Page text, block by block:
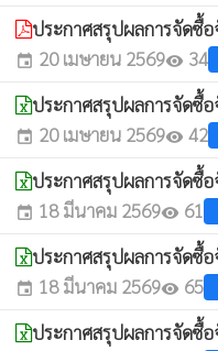
ประกาศสรุปผลการจัดซื้
event 20 เมษายน 2569visibility 34
ประกาศสรุปผลการจัดซื้
event 20 เมษายน 2569visibility 42
ประกาศสรุปผลการจัดซื้
event 18 มีนาคม 2569visibility 61
ประกาศสรุปผลการจัดซื้
event 18 มีนาคม 2569visibility 65
ประกาศสรุปผลการจัดซื้